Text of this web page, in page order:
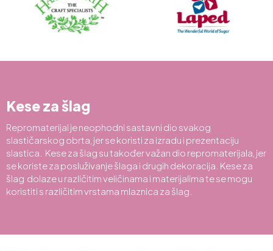
Kese za šlag
Repromaterijal je neophodni sastavni dio svakog
slastičarskog obrta, jer se koristi za izradu i prezentaciju
slastica. Kese za šlag su također važan dio repromaterijala, jer
se koriste za posluživanje šlaga i drugih dekoracija. Kese za
šlag dolaze u različitim veličinama i materijalima te se mogu
koristiti s različitim vrstama mlaznica za šlag.